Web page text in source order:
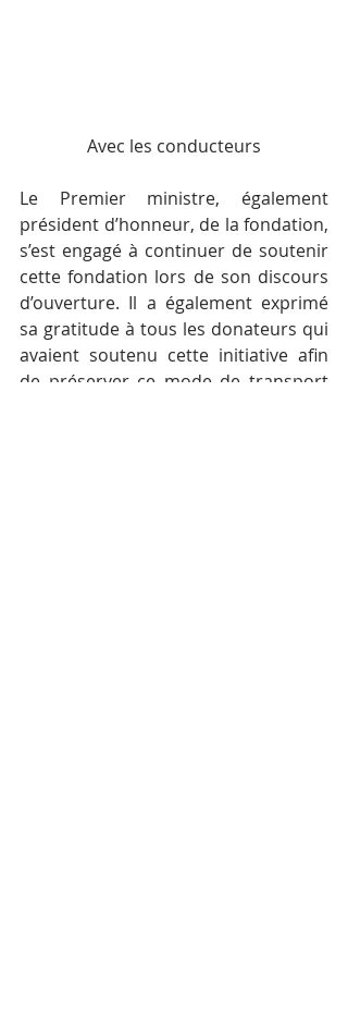
Avec les conducteurs
Le Premier ministre, également
président d’honneur, de la fondation,
s’est engagé à continuer de soutenir
cette fondation lors de son discours
d’ouverture. Il a également exprimé
sa gratitude à tous les donateurs qui
avaient soutenu cette initiative afin
de préserver ce mode de transport